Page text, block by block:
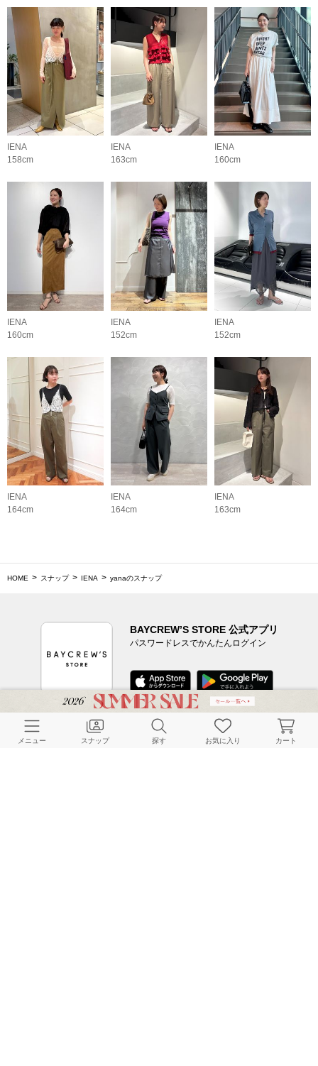
IENA
158cm
IENA
163cm
IENA
160cm
IENA
160cm
IENA
152cm
IENA
152cm
IENA
164cm
IENA
164cm
IENA
163cm
HOME スナップ IENA yanaのスナップ
BAYCREW’S STORE 公式アプリ
パスワードレスでかんたんログイン
CUSTOMER SERVICE
メニュー スナップ 探す お気に入り カート